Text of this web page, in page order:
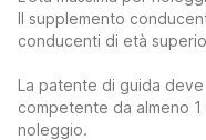
Il supplemento
conducenti di età
La patente di guida
competente da almeno
noleggio.